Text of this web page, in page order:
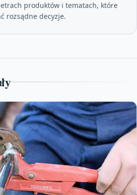
produktów i tematach, które
rozsądne decyzje.